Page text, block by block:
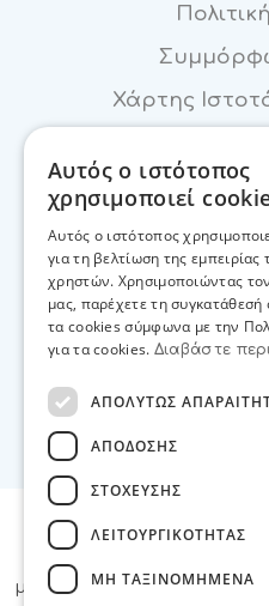
Χάρτης
Φόρμα
Βρείτε
–
μέρους ή όλης της
Αυτός ο ιστότοπος
χρησιμοποιεί
Αυτός ο ιστότοπος
για τη βελτίωση της εμπειρίας
χρηστών. Χρησιμοποιώντας
μας, παρέχετε τη συγκατάθεσή
τα cookies σύμφωνα με την
για τα cookies. Διαβάστε
ΑΠΟΛΥΤΩΣ
ΑΠΟΔΟΣΗΣ
ΣΤΟΧΕΥΣΗΣ
ΛΕΙΤΟΥΡΓΙΚΟΤΗΤΑΣ
ΜΗ ΤΑΞΙΝΟΜΗΜΕΝΑ